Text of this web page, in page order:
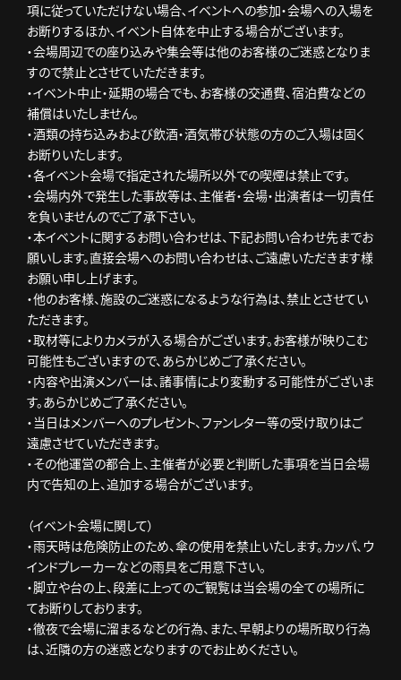
項に従っていただけない場合､イベントへの参加・会場への入場を
お断りするほか､イベント自体を中止する場合がございます。
・会場周辺での座り込みや集会等は他のお客様のご迷惑となりま
すので禁止とさせていただきます。
・イベント中止・延期の場合でも､お客様の交通費､宿泊費などの
補償はいたしません。
・酒類の持ち込みおよび飲酒・酒気帯び状態の方のご入場は固く
お断りいたします。
・各イベント会場で指定された場所以外での喫煙は禁止です。
・会場内外で発生した事故等は、主催者・会場・出演者は一切責任
を負いませんのでご了承下さい。
・本イベントに関するお問い合わせは、下記お問い合わせ先までお
願いします。直接会場へのお問い合わせは、ご遠慮いただきます様
お願い申し上げます。
・他のお客様、施設のご迷惑になるような行為は、禁止とさせてい
ただきます。
・取材等によりカメラが入る場合がございます。お客様が映りこむ
可能性もございますので、あらかじめご了承ください。
・内容や出演メンバーは、諸事情により変動する可能性がございま
す。あらかじめご了承ください。
・当日はメンバーへのプレゼント、ファンレター等の受け取りはご
遠慮させていただきます。
・その他運営の都合上、主催者が必要と判断した事項を当日会場
内で告知の上、追加する場合がございます。
（イベント会場に関して）
・雨天時は危険防止のため、傘の使用を禁止いたします。カッパ、ウ
インドブレーカーなどの雨具をご用意下さい。
・脚立や台の上、段差に上ってのご観覧は当会場の全ての場所に
てお断りしております。
・徹夜で会場に溜まるなどの行為、また、早朝よりの場所取り行為
は、近隣の方の迷惑となりますのでお止めください。